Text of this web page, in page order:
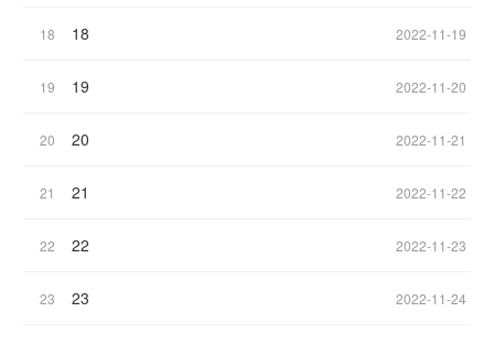
18 18 2022-11-19
19 19 2022-11-20
20 20 2022-11-21
21 21 2022-11-22
22 22 2022-11-23
23 23 2022-11-24